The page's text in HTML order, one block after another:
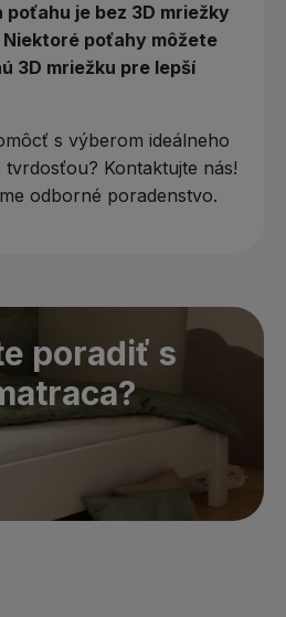
je bez 3D mriežky
Niektoré poťahy môžete
3D mriežku pre lepší
s výberom ideálneho
Kontaktujte nás!
odborné poradenstvo.
poradiť s